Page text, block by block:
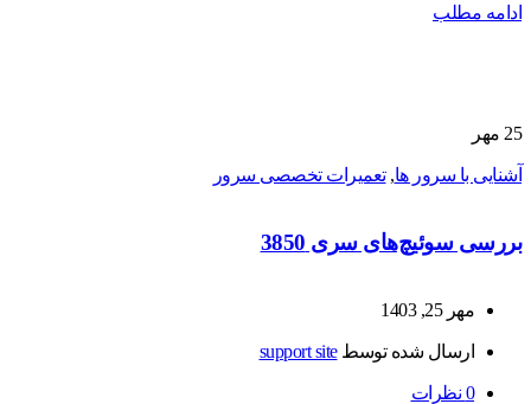
ادامه مطلب
25 مهر
آشنایی با سرور ها,تعمیرات تخصصی سرور
بررسی سوئیچ‌های سری 3850
مهر 25, 1403
ارسال شده توسطsupport site
0 نظرات